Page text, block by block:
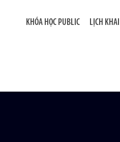
KHÓA HỌC PUBLIC LỊCH